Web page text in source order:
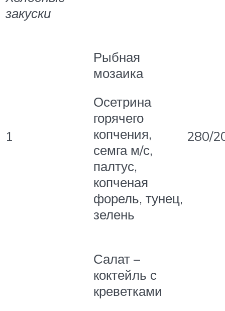
закуски
1
Рыбная
мозаика
Осетрина
горячего
копчения,
семга м/с,
палтус,
копченая
форель, тунец,
зелень
280/
Салат –
коктейль с
креветками